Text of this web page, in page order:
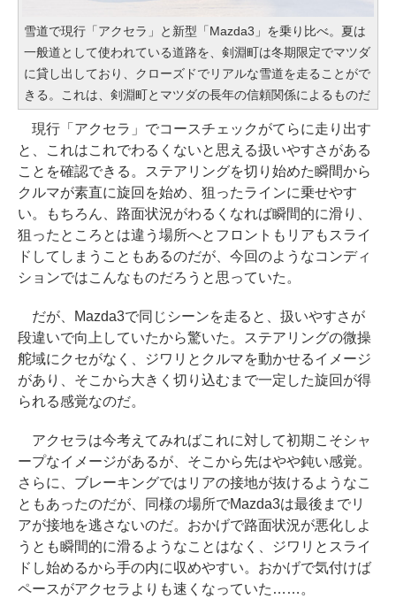
雪道で現行「アクセラ」と新型「Mazda3」を乗り比べ。夏は
一般道として使われている道路を、剣淵町は冬期限定でマツダ
に貸し出しており、クローズドでリアルな雪道を走ることがで
きる。これは、剣淵町とマツダの長年の信頼関係によるものだ
現行「アクセラ」でコースチェックがてらに走り出す
と、これはこれでわるくないと思える扱いやすさがある
ことを確認できる。ステアリングを切り始めた瞬間から
クルマが素直に旋回を始め、狙ったラインに乗せやす
い。もちろん、路面状況がわるくなれば瞬間的に滑り、
狙ったところとは違う場所へとフロントもリアもスライ
ドしてしまうこともあるのだが、今回のようなコンディ
ションではこんなものだろうと思っていた。
だが、Mazda3で同じシーンを走ると、扱いやすさが
段違いで向上していたから驚いた。ステアリングの微操
舵域にクセがなく、ジワリとクルマを動かせるイメージ
があり、そこから大きく切り込むまで一定した旋回が得
られる感覚なのだ。
アクセラは今考えてみればこれに対して初期こそシャ
ープなイメージがあるが、そこから先はやや鈍い感覚。
さらに、ブレーキングではリアの接地が抜けるようなこ
ともあったのだが、同様の場所でMazda3は最後までリ
アが接地を逃さないのだ。おかげで路面状況が悪化しよ
うとも瞬間的に滑るようなことはなく、ジワリとスライ
ドし始めるから手の内に収めやすい。おかげで気付けば
ペースがアクセラよりも速くなっていた……。